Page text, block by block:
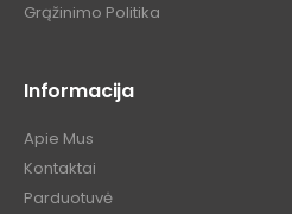
Grąžinimo Politika
Informacija
Apie Mus
Kontaktai
Parduotuvė